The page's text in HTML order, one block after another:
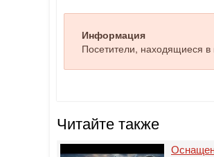
Информация
Посетители, находящиеся в
Читайте также